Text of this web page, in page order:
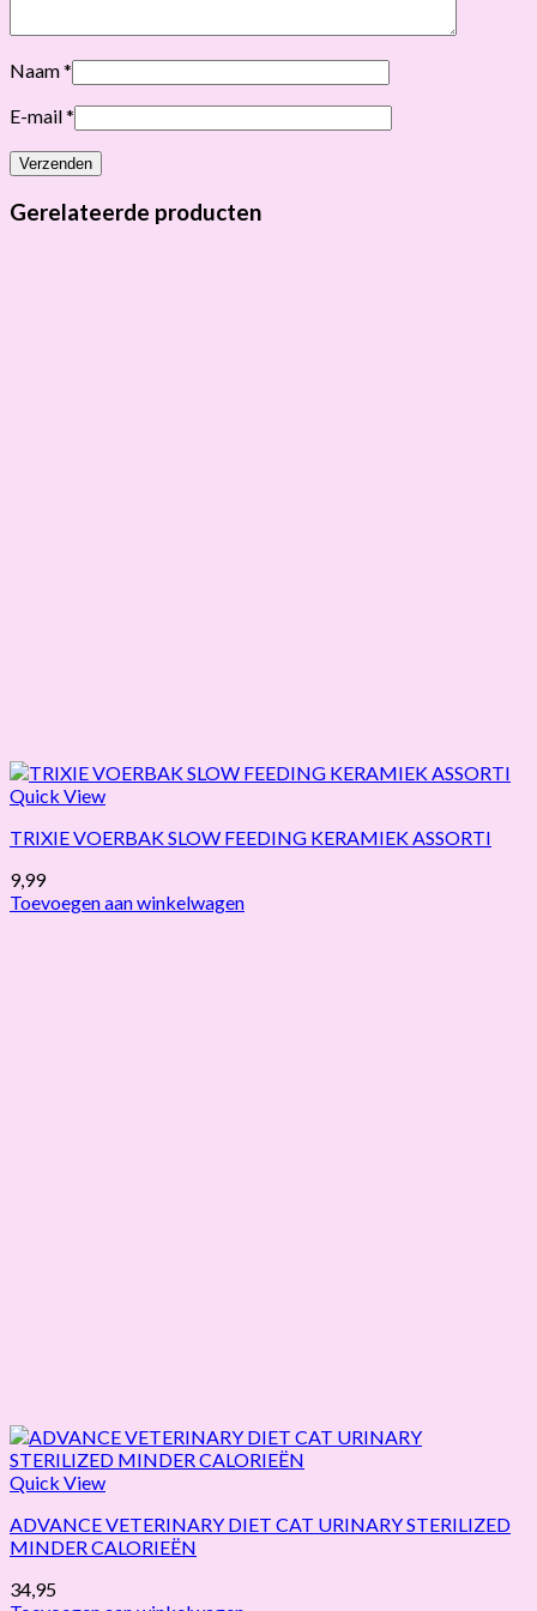
Naam*
E-mail*
Gerelateerde producten
Quick View
TRIXIE VOERBAK SLOW FEEDING KERAMIEK ASSORTI
9,99
Toevoegen aan winkelwagen
Quick View
ADVANCE VETERINARY DIET CAT URINARY STERILIZED
MINDER CALORIEËN
34,95